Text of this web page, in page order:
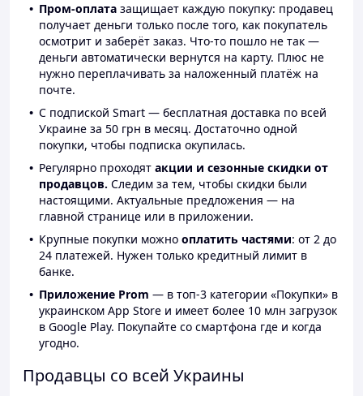
Пром-оплата защищает каждую покупку: продавец
получает деньги только после того, как покупатель
осмотрит и заберёт заказ. Что-то пошло не так —
деньги автоматически вернутся на карту. Плюс не
нужно переплачивать за наложенный платёж на
почте.
С подпиской Smart — бесплатная доставка по всей
Украине за 50 грн в месяц. Достаточно одной
покупки, чтобы подписка окупилась.
Регулярно проходят акции и сезонные скидки от
продавцов. Следим за тем, чтобы скидки были
настоящими. Актуальные предложения — на
главной странице или в приложении.
Крупные покупки можно оплатить частями: от 2 до
24 платежей. Нужен только кредитный лимит в
банке.
Приложение Prom — в топ-3 категории «Покупки» в
украинском App Store и имеет более 10 млн загрузок
в Google Play. Покупайте со смартфона где и когда
угодно.
Продавцы со всей Украины